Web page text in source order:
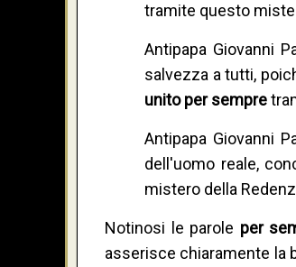
tramite questo
Antipapa Giovanni
salvezza a tutti,
unito per sempre
Antipapa Giovanni
dell'uomo reale,
mistero della
Notinosi le parole per
asserisce chiaramente la